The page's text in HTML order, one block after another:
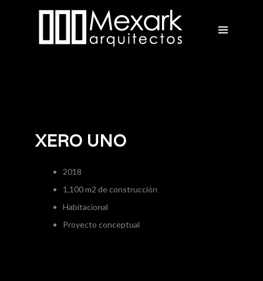
XERO UNO
2018
1,100 m2 de construcción
Habitacional
Proyecto conceptual